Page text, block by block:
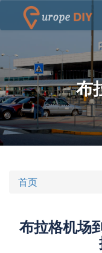
布
首页
布拉格机场